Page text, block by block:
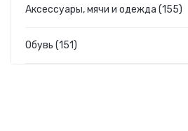
Аксессуары, мячи и одежда (155)
Обувь (151)